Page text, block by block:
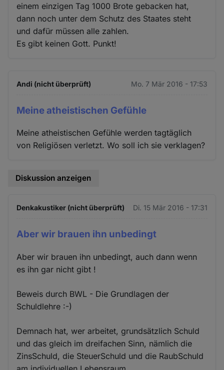
einem einzigen Tag 1000 Brote gebacken hat,
dann noch unter dem Schutz des Staates steht
und dafür müssen alle zahlen.
Es gibt keinen Gott. Punkt!
Andi (nicht überprüft) Mo. 7 Mär 2016 - 17:53
Meine atheistischen Gefühle
Meine atheistischen Gefühle werden tagtäglich
von Religiösen verletzt. Wo soll ich sie verklagen?
Diskussion anzeigen
Denkakustiker (nicht überprüft) Di. 15 Mär 2016 - 17:31
Aber wir brauen ihn unbedingt
Aber wir brauen ihn unbedingt, auch dann wenn
es ihn gar nicht gibt !
Beweis durch BWL - Die Grundlagen der
Schuldlehre :-)
Demnach hat, wer arbeitet, grundsätzlich Schuld
und das gleich im dreifachen Sinn, nämlich die
ZinsSchuld, die SteuerSchuld und die RaubSchuld